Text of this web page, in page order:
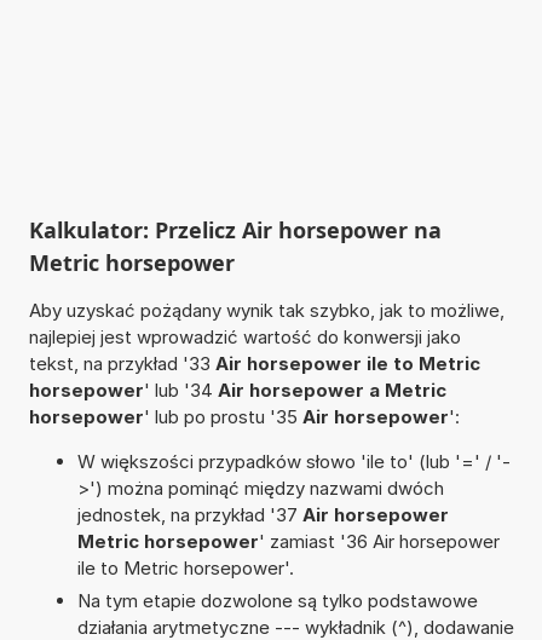
Kalkulator: Przelicz Air horsepower na
Metric horsepower
Aby uzyskać pożądany wynik tak szybko, jak to możliwe,
najlepiej jest wprowadzić wartość do konwersji jako
tekst, na przykład '33 Air horsepower ile to Metric
horsepower' lub '34 Air horsepower a Metric
horsepower' lub po prostu '35 Air horsepower':
W większości przypadków słowo 'ile to' (lub '=' / '-
>') można pominąć między nazwami dwóch
jednostek, na przykład '37 Air horsepower
Metric horsepower' zamiast '36 Air horsepower
ile to Metric horsepower'.
Na tym etapie dozwolone są tylko podstawowe
działania arytmetyczne --- wykładnik (^), dodawanie